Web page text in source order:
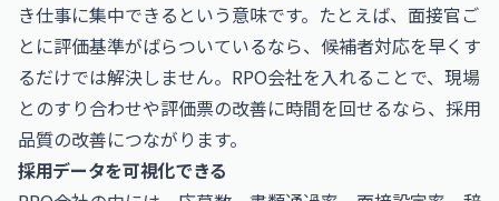
き仕事に集中できるという意味です。たとえば、面接官ご
とに評価基準がばらついているなら、候補者対応を早くす
るだけでは解決しません。RPO会社を入れることで、現場
とのすり合わせや評価票の改善に時間を回せるなら、採用
品質の改善につながります。
採用データを可視化できる